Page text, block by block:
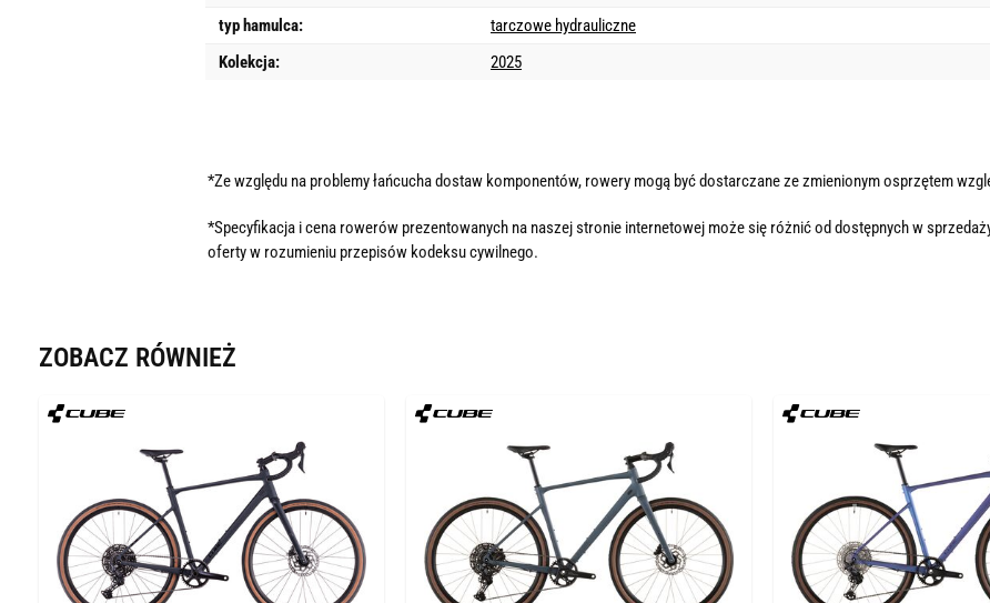
typ hamulca:
tarczowe hydrauliczne
Kolekcja:
2025
*Ze względu na problemy łańcucha dostaw komponentów, rowery mogą być dostarczane ze zmienionym osprzętem
*Specyfikacja i cena rowerów prezentowanych na naszej stronie internetowej może się różnić od dostępnych w
oferty w rozumieniu przepisów kodeksu cywilnego.
ZOBACZ RÓWNIEŻ